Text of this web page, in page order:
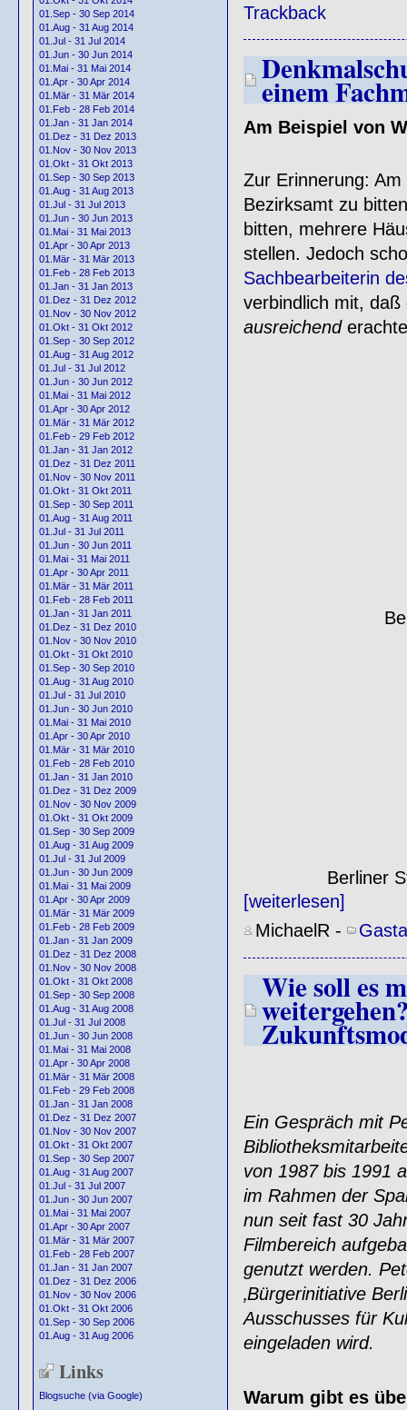
01.Sep - 30 Sep 2014
01.Aug - 31 Aug 2014
01.Jul - 31 Jul 2014
01.Jun - 30 Jun 2014
01.Mai - 31 Mai 2014
01.Apr - 30 Apr 2014
01.Mär - 31 Mär 2014
01.Feb - 28 Feb 2014
01.Jan - 31 Jan 2014
01.Dez - 31 Dez 2013
01.Nov - 30 Nov 2013
01.Okt - 31 Okt 2013
01.Sep - 30 Sep 2013
01.Aug - 31 Aug 2013
01.Jul - 31 Jul 2013
01.Jun - 30 Jun 2013
01.Mai - 31 Mai 2013
01.Apr - 30 Apr 2013
01.Mär - 31 Mär 2013
01.Feb - 28 Feb 2013
01.Jan - 31 Jan 2013
01.Dez - 31 Dez 2012
01.Nov - 30 Nov 2012
01.Okt - 31 Okt 2012
01.Sep - 30 Sep 2012
01.Aug - 31 Aug 2012
01.Jul - 31 Jul 2012
01.Jun - 30 Jun 2012
01.Mai - 31 Mai 2012
01.Apr - 30 Apr 2012
01.Mär - 31 Mär 2012
01.Feb - 29 Feb 2012
01.Jan - 31 Jan 2012
01.Dez - 31 Dez 2011
01.Nov - 30 Nov 2011
01.Okt - 31 Okt 2011
01.Sep - 30 Sep 2011
01.Aug - 31 Aug 2011
01.Jul - 31 Jul 2011
01.Jun - 30 Jun 2011
01.Mai - 31 Mai 2011
01.Apr - 30 Apr 2011
01.Mär - 31 Mär 2011
01.Feb - 28 Feb 2011
01.Jan - 31 Jan 2011
01.Dez - 31 Dez 2010
01.Nov - 30 Nov 2010
01.Okt - 31 Okt 2010
01.Sep - 30 Sep 2010
01.Aug - 31 Aug 2010
01.Jul - 31 Jul 2010
01.Jun - 30 Jun 2010
01.Mai - 31 Mai 2010
01.Apr - 30 Apr 2010
01.Mär - 31 Mär 2010
01.Feb - 28 Feb 2010
01.Jan - 31 Jan 2010
01.Dez - 31 Dez 2009
01.Nov - 30 Nov 2009
01.Okt - 31 Okt 2009
01.Sep - 30 Sep 2009
01.Aug - 31 Aug 2009
01.Jul - 31 Jul 2009
01.Jun - 30 Jun 2009
01.Mai - 31 Mai 2009
01.Apr - 30 Apr 2009
01.Mär - 31 Mär 2009
01.Feb - 28 Feb 2009
01.Jan - 31 Jan 2009
01.Dez - 31 Dez 2008
01.Nov - 30 Nov 2008
01.Okt - 31 Okt 2008
01.Sep - 30 Sep 2008
01.Aug - 31 Aug 2008
01.Jul - 31 Jul 2008
01.Jun - 30 Jun 2008
01.Mai - 31 Mai 2008
01.Apr - 30 Apr 2008
01.Mär - 31 Mär 2008
01.Feb - 29 Feb 2008
01.Jan - 31 Jan 2008
01.Dez - 31 Dez 2007
01.Nov - 30 Nov 2007
01.Okt - 31 Okt 2007
01.Sep - 30 Sep 2007
01.Aug - 31 Aug 2007
01.Jul - 31 Jul 2007
01.Jun - 30 Jun 2007
01.Mai - 31 Mai 2007
01.Apr - 30 Apr 2007
01.Mär - 31 Mär 2007
01.Feb - 28 Feb 2007
01.Jan - 31 Jan 2007
01.Dez - 31 Dez 2006
01.Nov - 30 Nov 2006
01.Okt - 31 Okt 2006
01.Sep - 30 Sep 2006
01.Aug - 31 Aug 2006
Links
Blogsuche (via Google)
Trackback
einem
Am Beispiel von
Zur Erinnerung:
Bezirksamt zu
bitten, mehrere
stellen. Jedoch
Sachbearbeiterin
verbindlich mit,
ausreichend
Berliner
[weiterlesen]
MichaelR -
Wie soll es
Ein Gespräch mit
von 1987 bis 1991
im Rahmen der
nun seit fast 30
Filmbereich
genutzt werden.
‚Bürgerinitiative
Ausschusses für
eingeladen wird.
Warum gibt es